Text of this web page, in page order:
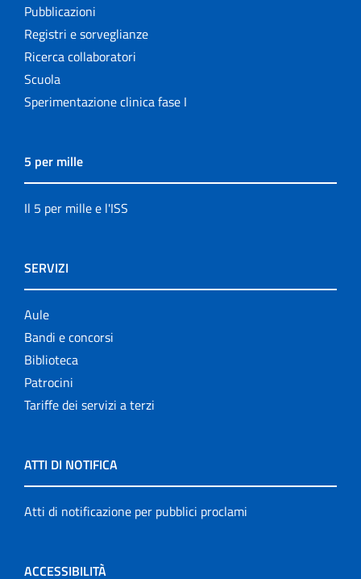
Pubblicazioni
Registri e sorveglianze
Ricerca collaboratori
Scuola
Sperimentazione clinica fase I
5 per mille
Il 5 per mille e l'ISS
SERVIZI
Aule
Bandi e concorsi
Biblioteca
Patrocini
Tariffe dei servizi a terzi
ATTI DI NOTIFICA
Atti di notificazione per pubblici proclami
ACCESSIBILITÀ